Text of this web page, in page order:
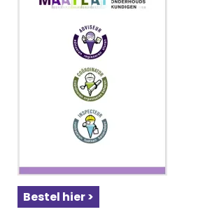
Bestel hier >